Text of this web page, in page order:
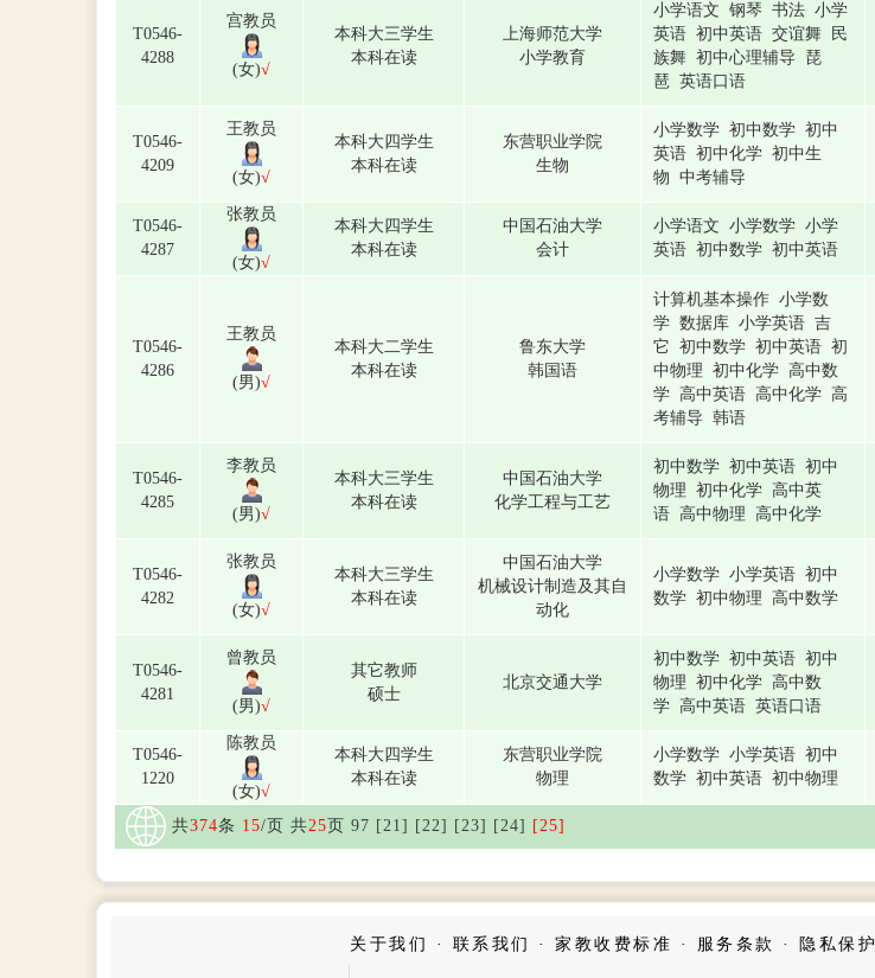
T0546-
4288
宫教员
(女)√
本科大三学生
本科在读
上海师范大学
小学教育
小学语文 钢琴 书法 小学
英语 初中英语 交谊舞 民
族舞 初中心理辅导 琵
琶 英语口语
T0546-
4209
王教员
(女)√
本科大四学生
本科在读
东营职业学院
生物
小学数学 初中数学 初中
英语 初中化学 初中生
物 中考辅导
T0546-
4287
张教员
(女)√
本科大四学生
本科在读
中国石油大学
会计
小学语文 小学数学 小学
英语 初中数学 初中英语
T0546-
4286
王教员
(男)√
本科大二学生
本科在读
鲁东大学
韩国语
计算机基本操作 小学数
学 数据库 小学英语 吉
它 初中数学 初中英语 初
中物理 初中化学 高中数
学 高中英语 高中化学 高
考辅导 韩语
T0546-
4285
李教员
(男)√
本科大三学生
本科在读
中国石油大学
化学工程与工艺
初中数学 初中英语 初中
物理 初中化学 高中英
语 高中物理 高中化学
T0546-
4282
张教员
(女)√
本科大三学生
本科在读
中国石油大学
机械设计制造及其自
动化
小学数学 小学英语 初中
数学 初中物理 高中数学
T0546-
4281
曾教员
(男)√
其它教师
硕士
北京交通大学
初中数学 初中英语 初中
物理 初中化学 高中数
学 高中英语 英语口语
T0546-
1220
陈教员
(女)√
本科大四学生
本科在读
东营职业学院
物理
小学数学 小学英语 初中
数学 初中英语 初中物理
共374条 15/页 共25页 97 [21] [22] [23] [24] [25]
关于我们 · 联系我们 ·家教收费标准 · 服务条款 · 隐私保护